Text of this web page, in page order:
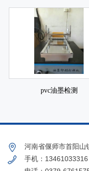
pvc油墨检测
河南省偃师市首阳山
手机：13461033316